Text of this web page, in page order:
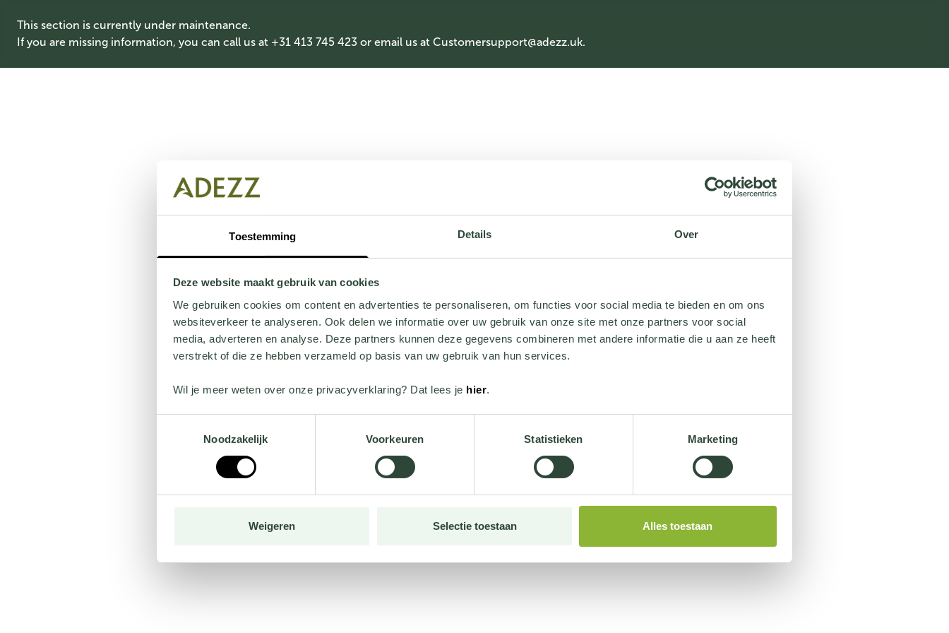
Toestemming Details Over
Deze website maakt gebruik van cookies
We gebruiken cookies om content en advertenties te personaliseren, om functies voor social media te bieden en om ons
websiteverkeer te analyseren. Ook delen we informatie over uw gebruik van onze site met onze partners voor social
media, adverteren en analyse. Deze partners kunnen deze gegevens combineren met andere informatie die u aan ze heeft
verstrekt of die ze hebben verzameld op basis van uw gebruik van hun services.
Wil je meer weten over onze privacyverklaring? Dat lees je hier.
Noodzakelijk
Voorkeuren Statistieken Marketing
Weigeren Selectie toestaan Alles toestaan
This section is currently under maintenance.
If you are missing information, you can call us at +31 413 745 423 or email us at Customersupport@adezz.uk.